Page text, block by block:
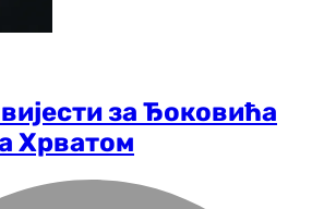
за Ђоковића
Хрватом